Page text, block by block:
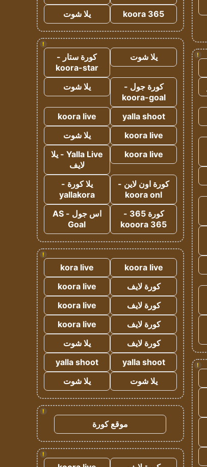
!
!
koora 365
يلا شوت
!
يلا شوت
كورة ستار -
koora-star
كورة جول -
koora-goal
يلا شوت
yalla shoot
koora live
koora live
يلا شوت
koora live
Yalla Live - يلا
لايف
كورة اون لاين -
koora onl
يلا كورة -
yallakora
كورة 365 -
kooora 365
اس جول - AS
Goal
!
koora live
kora live
كورة لايف
koora live
كورة لايف
koora live
كورة لايف
koora live
كورة لايف
يلا شوت
yalla shoot
yalla shoot
يلا شوت
يلا شوت
!
موقع كورة
!